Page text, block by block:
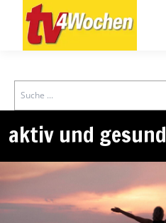
Search
aktiv und gesund